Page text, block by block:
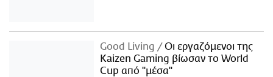
Good Living
Οι εργαζόμενοι της
Kaizen Gaming βίωσαν το World
Cup από "μέσα"